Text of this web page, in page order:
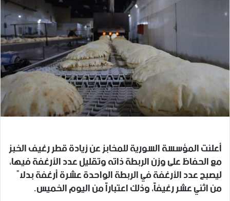
أعلنت المؤسسة السورية للمخابز عن زيادة قطر رغيف الخبز
مع الحفاظ على وزن الربطة ذاته وتقليل عدد الأرغفة فيها،
ليصبح عدد الأرغفة في الربطة الواحدة عشرة أرغفة بدلاً
من اثني عشر رغيفاً، وذلك اعتباراً من اليوم الخميس.